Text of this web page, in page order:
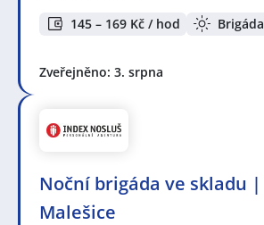
145 – 169 Kč / hod Brigáda
Zveřejněno: 3. srpna
Noční brigáda ve skladu |
Malešice